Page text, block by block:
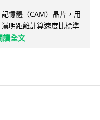
憶體（CAM）晶片，用
明距離計算速度比標準
讀全文